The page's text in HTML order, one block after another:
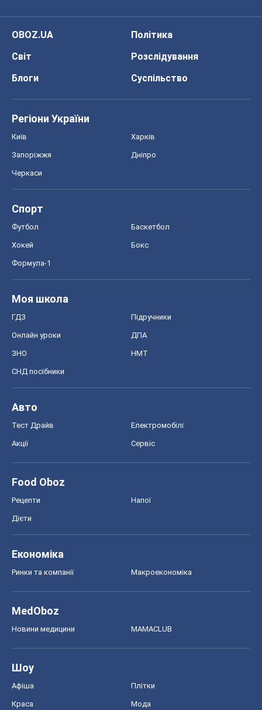
OBOZ.UA
Політика
Світ
Розслідування
Блоги
Суспільство
Регіони України
Київ Харків
Запоріжжя Дніпро
Черкаси
Спорт
Футбол Баскетбол
Хокей Бокс
Формула-1
Моя школа
ГДЗ Підручники
Онлайн уроки ДПА
ЗНО НМТ
СНД посібники
Авто
Тест Драйв Електромобілі
Акції Сервіс
Food Oboz
Рецепти Напої
Дієти
Економіка
Ринки та компанії Макроекономіка
MedOboz
Новини медицини MAMACLUB
Шоу
Афіша Плітки
Краса Мода